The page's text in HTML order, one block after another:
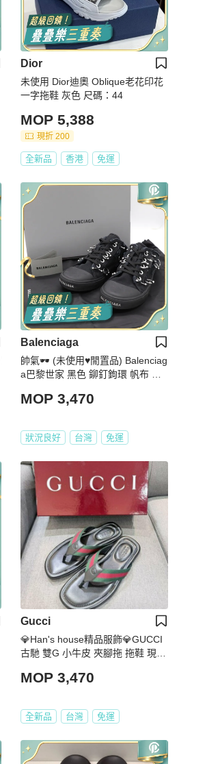
Dior
未使用 Dior迪奧 Oblique老花印花
一字拖鞋 灰色 尺碼：44
MOP 5,388
現折 200
全新品 香港 免運
Balenciaga
帥氣🕶 (未使用♥️閒置品) Balenciag
a巴黎世家 黑色 鉚釘鉤環 帆布 拖
MOP 3,470
狀況良好 台灣 免運
Gucci
💎Han's house精品服飾💎GUCCI
古馳 雙G 小牛皮 夾腳拖 拖鞋 現貨
MOP 3,470
全新品 台灣 免運